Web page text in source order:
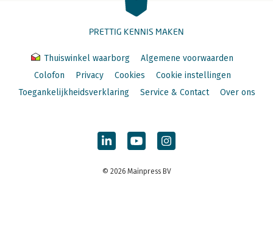
PRETTIG KENNIS MAKEN
Thuiswinkel waarborg
Algemene voorwaarden
Colofon
Privacy Cookies
Cookie instellingen
Toegankelijkheidsverklaring
Service & Contact Over ons
© 2026 Mainpress BV